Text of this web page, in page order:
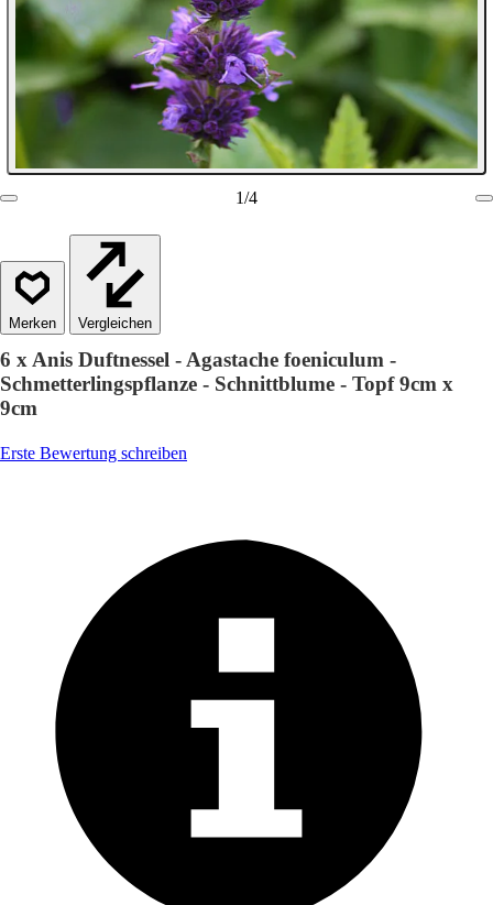
1/4
Vergleichen
6 x Anis Duftnessel - Agastache foeniculum -
Schmetterlingspflanze - Schnittblume - Topf 9cm x
9cm
Erste Bewertung schreiben